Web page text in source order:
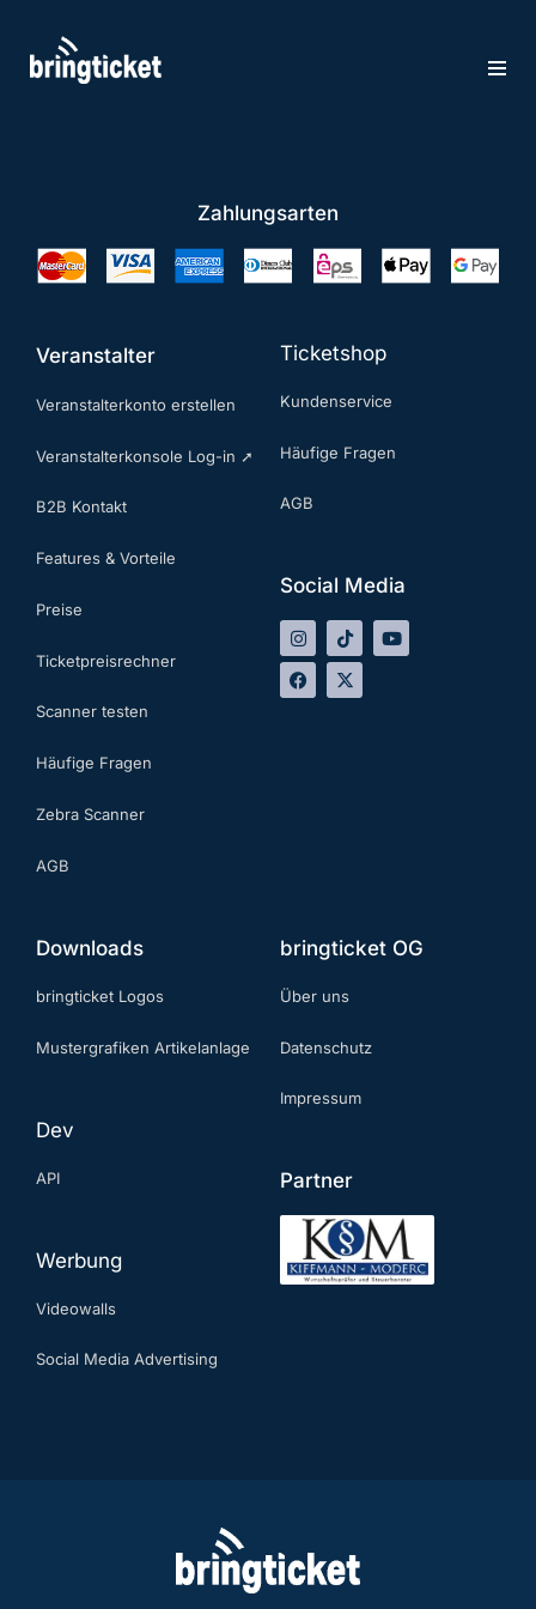
Zum
Zahlungsarten
Veranstalter
Veranstalterkonto erstellen
Veranstalterkonsole Log-in ➚
B2B Kontakt
Features & Vorteile
Preise
Ticketpreisrechner
Scanner testen
Häufige Fragen
Zebra Scanner
AGB
Ticketshop
Kundenservice
Häufige Fragen
AGB
Social Media
Downloads
bringticket Logos
Mustergrafiken Artikelanlage
Dev
API
Werbung
Videowalls
Social Media Advertising
bringticket OG
Über uns
Datenschutz
Impressum
Partner